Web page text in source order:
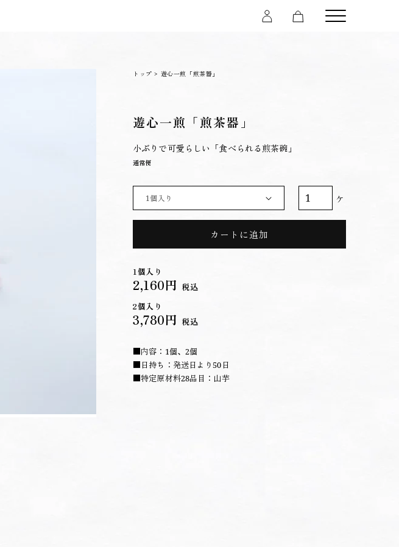
トップ > 遊心一煎「煎茶器」
遊心一煎「煎茶器」
小ぶりで可愛らしい「食べられる煎茶碗」
通常便
ケ
カートに追加
1個入り
2,160円 税込
2個入り
3,780円 税込
■内容：1個、2個
■日持ち：発送日より50日
■特定原材料28品目：山芋